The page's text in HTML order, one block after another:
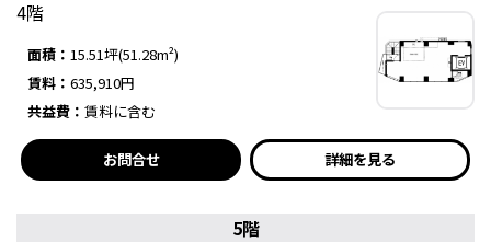
4階
面積： 15.51坪(51.28m²)
賃料： 635,910円
共益費： 賃料に含む
お問合せ 詳細を見る
5階